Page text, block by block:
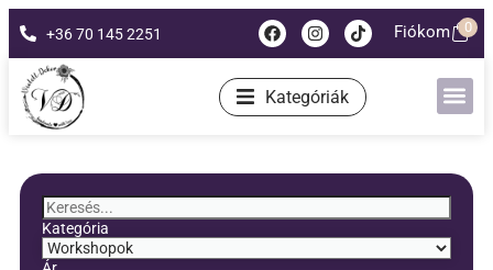
+36 70 145 2251 Fiókom 0
Kategóriák
Kategória